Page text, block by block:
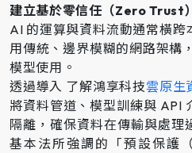
建立基於零信任（Zero Trust
AI 的運算與資料流動通常橫
用傳統、邊界模糊的網路架構
模型使用。
透過導入 了解鴻享科技雲原生
將資料管道、模型訓練與 API
隔離，確保資料在傳輸與處理
基本法所強調的「預設保護